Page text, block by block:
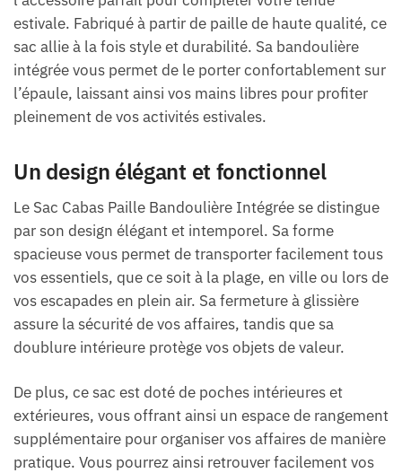
estivale. Fabriqué à partir de paille de haute qualité, ce
sac allie à la fois style et durabilité. Sa bandoulière
intégrée vous permet de le porter confortablement sur
l’épaule, laissant ainsi vos mains libres pour profiter
pleinement de vos activités estivales.
Un design élégant et fonctionnel
Le Sac Cabas Paille Bandoulière Intégrée se distingue
par son design élégant et intemporel. Sa forme
spacieuse vous permet de transporter facilement tous
vos essentiels, que ce soit à la plage, en ville ou lors de
vos escapades en plein air. Sa fermeture à glissière
assure la sécurité de vos affaires, tandis que sa
doublure intérieure protège vos objets de valeur.
De plus, ce sac est doté de poches intérieures et
extérieures, vous offrant ainsi un espace de rangement
supplémentaire pour organiser vos affaires de manière
pratique. Vous pourrez ainsi retrouver facilement vos